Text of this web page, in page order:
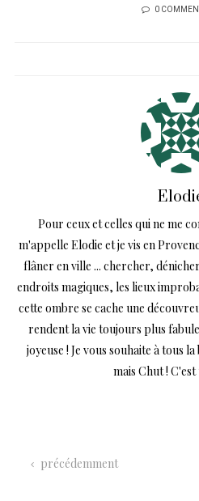
0
Pour ceux et celles qui ne me
m'appelle Elodie et je vis en
flâner en ville ... chercher,
endroits magiques, les lieux
cette ombre se cache une
rendent la vie toujours plus
joyeuse ! Je vous souhaite à tous
mais Chut !
précédemment